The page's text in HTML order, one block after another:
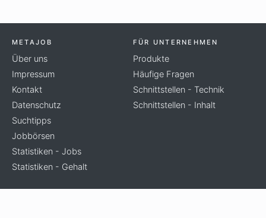
METAJOB
Über uns
Impressum
Kontakt
Datenschutz
Suchtipps
Jobbörsen
Statistiken - Jobs
Statistiken - Gehalt
FÜR UNTERNEHMEN
Produkte
Häufige Fragen
Schnittstellen - Technik
Schnittstellen - Inhalt